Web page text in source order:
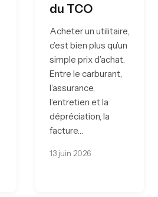
du TCO
Acheter un utilitaire,
c’est bien plus qu’un
simple prix d’achat.
Entre le carburant,
l’assurance,
l’entretien et la
dépréciation, la
facture…
13 juin 2026